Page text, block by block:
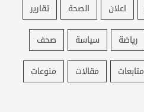
اعلان الصحة
تقارير
رياضة سياسة
صحف
متابعات مقالات
منوعات